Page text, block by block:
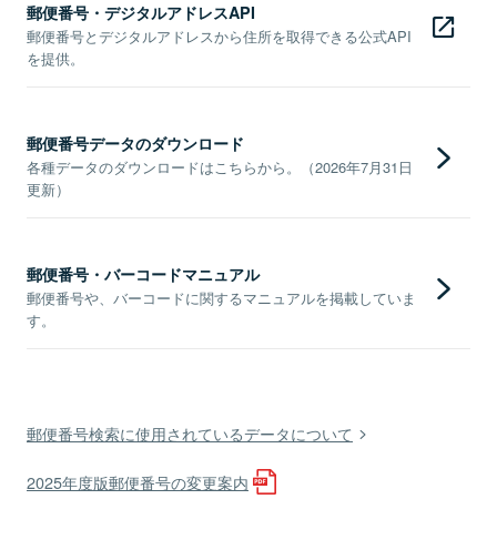
郵便番号・デジタルアドレスAPI
郵便番号とデジタルアドレスから住所を取得できる公式API
を提供。
郵便番号データのダウンロード
各種データのダウンロードはこちらから。（2026年7月31日
更新）
郵便番号・バーコードマニュアル
郵便番号や、バーコードに関するマニュアルを掲載していま
す。
郵便番号検索に使用されているデータについて
2025年度版郵便番号の変更案内